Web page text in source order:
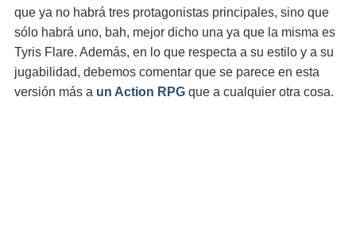
que ya no habrá tres protagonistas principales, sino que
sólo habrá uno, bah, mejor dicho una ya que la misma es
Tyris Flare. Además, en lo que respecta a su estilo y a su
jugabilidad, debemos comentar que se parece en esta
versión más a un Action RPG que a cualquier otra cosa.